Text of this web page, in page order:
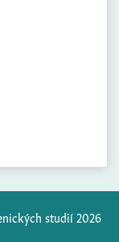
studií 2026